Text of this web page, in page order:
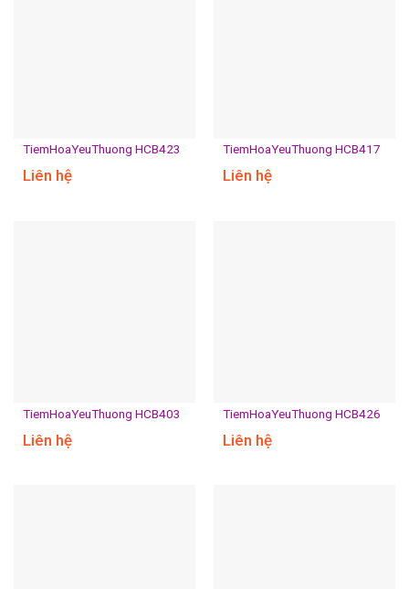
TiemHoaYeuThuong HCB423
Liên hệ
TiemHoaYeuThuong HCB417
Liên hệ
TiemHoaYeuThuong HCB403
Liên hệ
TiemHoaYeuThuong HCB426
Liên hệ